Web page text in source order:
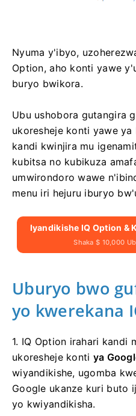
Nyuma y'ibyo,
Option, aho konti yawe
buryo bwikora.
Ubu ushobora gutangira
ukoresheje konti yawe ya
kandi kwinjira mu
kubitsa no kubikuza
umwirondoro wawe
menu iri hejuru iburyo
Iyandikishe IQ Option &
Shaka $ 10,000
Uburyo bwo
yo kwerekana
1. IQ Option irahari kandi
ukoresheje konti ya
wiyandikishe, ugomba
Google ukanze kuri buto
yo kwiyandikisha.